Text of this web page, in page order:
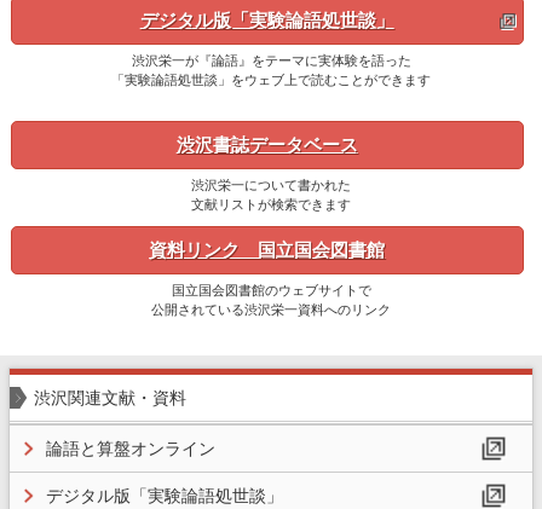
デジタル版「実験論語処世談」
渋沢栄一が『論語』をテーマに実体験を語った
「実験論語処世談」をウェブ上で読むことができます
渋沢書誌データベース
渋沢栄一について書かれた
文献リストが検索できます
資料リンク 国立国会図書館
国立国会図書館のウェブサイトで
公開されている渋沢栄一資料へのリンク
渋沢関連文献・資料
論語と算盤オンライン
デジタル版「実験論語処世談」